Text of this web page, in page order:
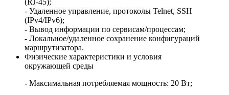
- Удаленное управление, протоколы Telnet, SSH
(IPv4/IPv6);
- Вывод информации по сервисам/процессам;
- Локальное/удаленное сохранение конфигураций
маршрутизатора.
Физические характеристики и условия
окружающей среды
- Максимальная потребляемая мощность: 20 Вт;